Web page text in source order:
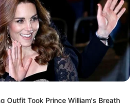
Outfit Took Prince William's Breath